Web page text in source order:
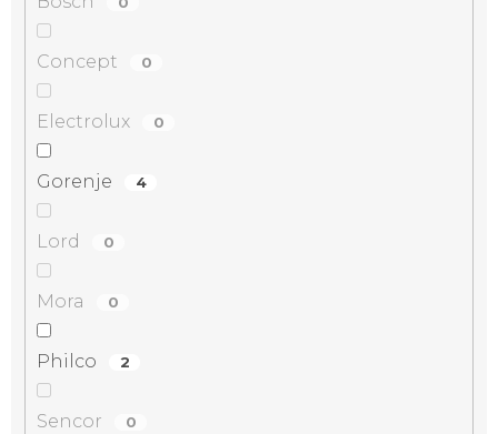
Concept 0
Electrolux 0
Gorenje 4
Lord 0
Mora 0
Philco 2
Sencor 0